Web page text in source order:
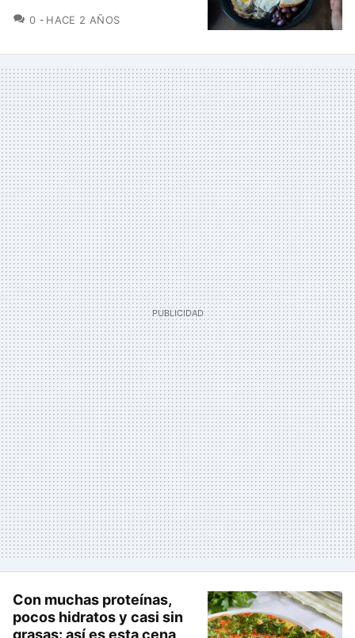
0 COMENTARIOS
HACE 2 AÑOS
Con muchas proteínas,
pocos hidratos y casi sin
grasas: así es esta cena